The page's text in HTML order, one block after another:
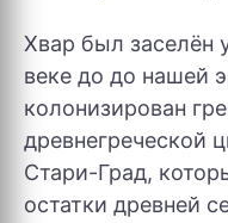
Хвар был заселён
веке до до нашей
колонизирован
древнегреческой
Стари-Град,
остатки древней